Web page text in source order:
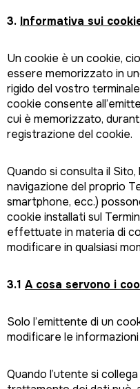
3. Informativa sui
Un cookie è un cookie,
essere memorizzato in
rigido del vostro
cookie consente
cui è memorizzato,
registrazione del cookie.
Quando si consulta il
navigazione del proprio
smartphone, ecc.)
cookie installati sul
effettuate in materia di
modificare in qualsiasi
3.1 A cosa servono i
Solo l’emittente di un
modificare le
Quando l’utente si